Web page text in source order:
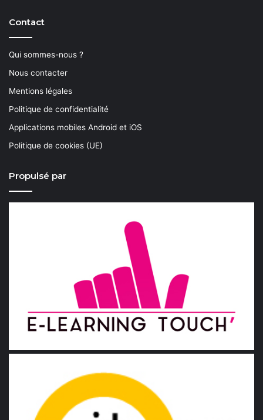
Contact
Qui sommes-nous ?
Nous contacter
Mentions légales
Politique de confidentialité
Applications mobiles Android et iOS
Politique de cookies (UE)
Propulsé par